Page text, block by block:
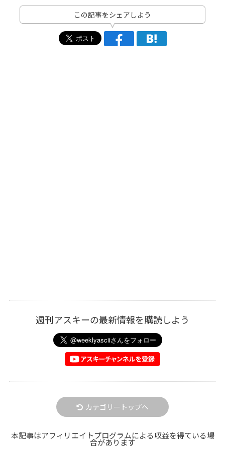
この記事をシェアしよう
週刊アスキーの最新情報を購読しよう
カテゴリートップへ
本記事はアフィリエイトプログラムによる収益を得ている場
合があります